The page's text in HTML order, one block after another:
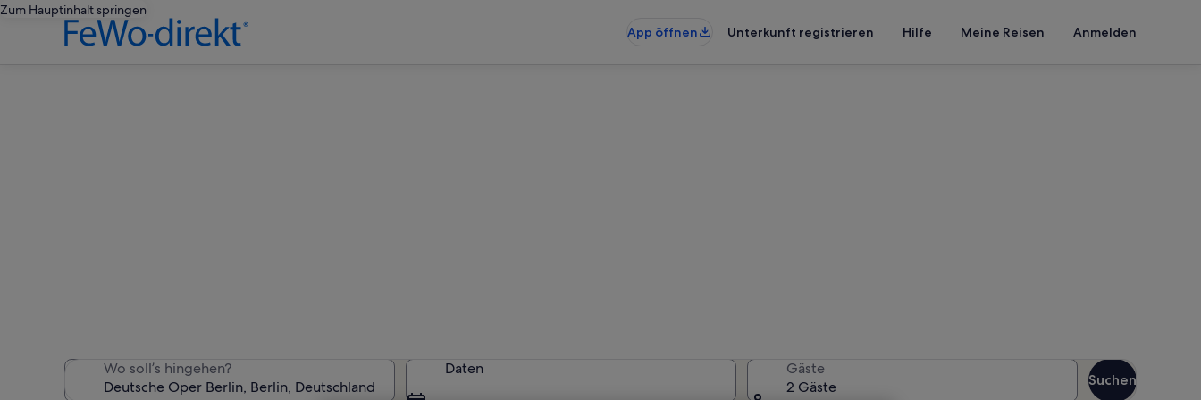
Zum Hauptinhalt springen
App öffnen
Unterkunft registrieren Hilfe Meine Reisen Anmelden
Wo soll’s hingehen? Daten
Gäste
2 Gäste
Suchen